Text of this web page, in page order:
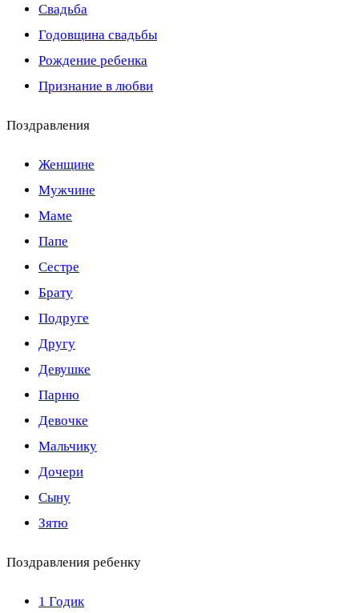
Свадьба
Годовщина свадьбы
Рождение ребенка
Признание в любви
Поздравления
Женщине
Мужчине
Маме
Папе
Сестре
Брату
Подруге
Другу
Девушке
Парню
Девочке
Мальчику
Дочери
Сыну
Зятю
Поздравления ребенку
1 Годик